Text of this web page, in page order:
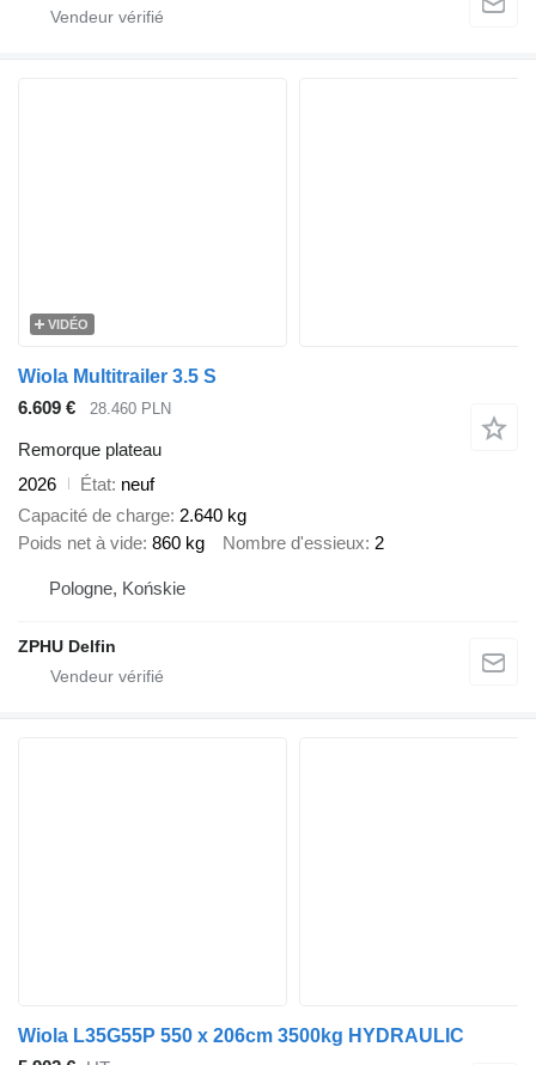
VIDÉO
Wiola Multitrailer 3.5 S
6.609 €
28.460 PLN
Remorque plateau
2026
État neuf
Capacité de charge 2.640 kg
Poids net à vide 860 kg Nombre d'essieux 2
Pologne, Końskie
ZPHU Delfin
Wiola L35G55P 550 x 206cm 3500kg HYDRAULIC